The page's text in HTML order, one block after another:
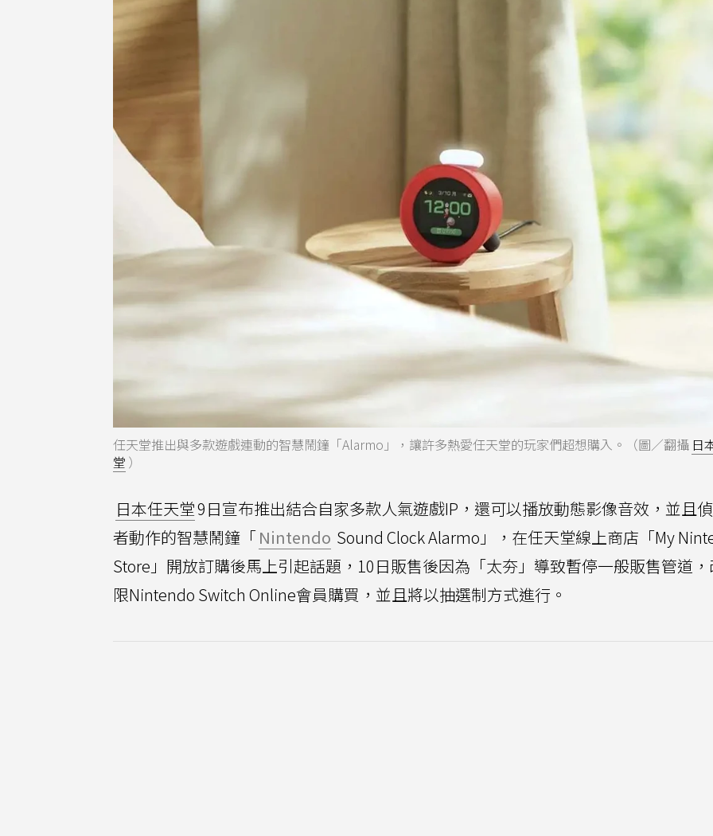
任天堂推出與多款遊戲連動的智慧鬧鐘「Alarmo」，讓許多熱愛任天堂的玩家們超想購入。（圖／翻攝 日
堂 ）
日本任天堂9日宣布推出結合自家多款人氣遊戲IP，還可以播放動態影像音效，並且
者動作的智慧鬧鐘「Nintendo Sound Clock Alarmo」，在任天堂線上商店「My
Store」開放訂購後馬上引起話題，10日販售後因為「太夯」導致暫停一般販售管道
限Nintendo Switch Online會員購買，並且將以抽選制方式進行。